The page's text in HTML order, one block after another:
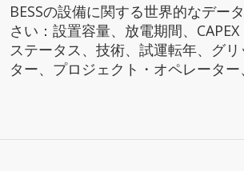
BESSの設備に関する世界的なデー
さい：設置容量、放電期間、CAPEX
ステータス、技術、試運転年、グ
ター、プロジェクト・オペレーター